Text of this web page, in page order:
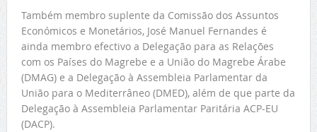
Também membro suplente da Comissão dos Assuntos
Económicos e Monetários, José Manuel Fernandes é
ainda membro efectivo a Delegação para as Relações
com os Países do Magrebe e a União do Magrebe Árabe
(DMAG) e a Delegação à Assembleia Parlamentar da
União para o Mediterrâneo (DMED), além de que parte da
Delegação à Assembleia Parlamentar Paritária ACP-EU
(DACP).